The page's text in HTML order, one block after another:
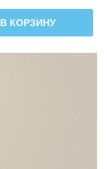
В КОРЗИНУ